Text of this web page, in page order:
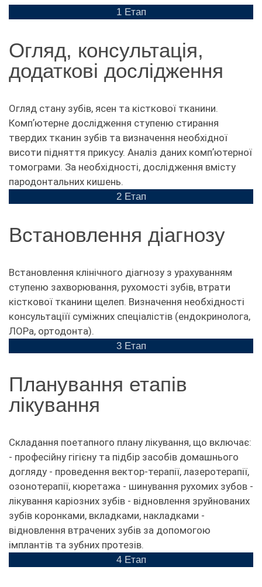
1 Етап
Огляд, консультація,
додаткові дослідження
Огляд стану зубів, ясен та кісткової тканини.
Компʼютерне дослідження ступеню стирання
твердих тканин зубів та визначення необхідної
висоти підняття прикусу. Аналіз даних компʼютерної
томограми. За необхідності, дослідження вмісту
пародонтальних кишень.
2 Етап
Встановлення діагнозу
Встановлення клінічного діагнозу з урахуванням
ступеню захворювання, рухомості зубів, втрати
кісткової тканини щелеп. Визначення необхідності
консультаціїї суміжних спеціалістів (ендокринолога,
ЛОРа, ортодонта).
3 Етап
Планування етапів
лікування
Складання поетапного плану лікування, що включає:
- професійну гігієну та підбір засобів домашнього
догляду - проведення вектор-терапії, лазеротерапії,
озонотерапії, кюретажа - шинування рухомих зубов -
лікування каріозних зубів - відновлення зруйнованих
зубів коронками, вкладками, накладками -
відновлення втрачених зубів за допомогою
імплантів та зубних протезів.
4 Етап